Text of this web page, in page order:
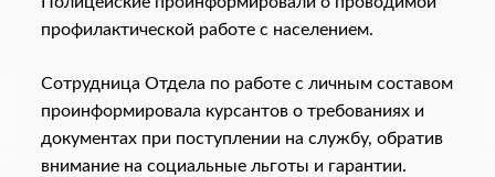
профилактической работе с населением.
Сотрудница Отдела по работе с личным составом
проинформировала курсантов о требованиях и
документах при поступлении на службу, обратив
внимание на социальные льготы и гарантии.